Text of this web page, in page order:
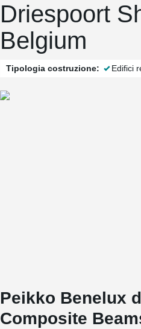
Driespoort
Belgium
Tipologia costruzione: Edifici
Peikko Benelux
Composite